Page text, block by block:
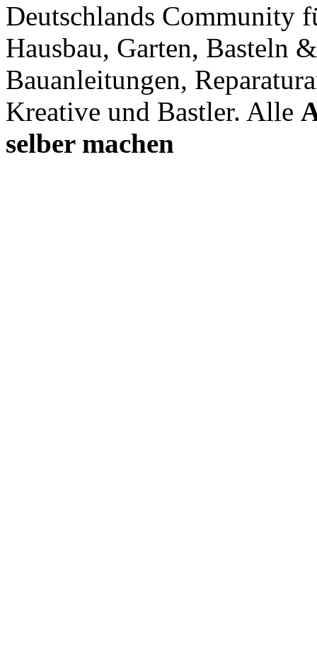
Deutschlands Community
Hausbau, Garten, Basteln
Bauanleitungen,
Kreative und Bastler. Alle
selber machen